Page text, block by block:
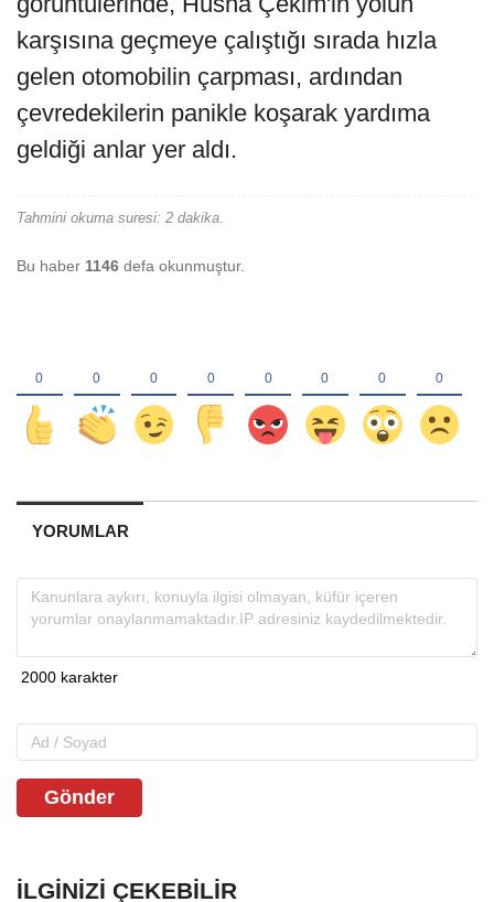
karşısına geçmeye çalıştığı sırada hızla
gelen otomobilin çarpması, ardından
çevredekilerin panikle koşarak yardıma
geldiği anlar yer aldı.
Tahmini okuma suresi: 2 dakika.
Bu haber 1146 defa okunmuştur.
YORUMLAR
Gönder
İLGINIZI ÇEKEBILIR